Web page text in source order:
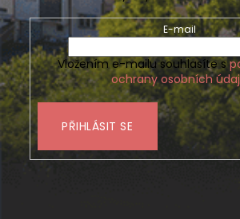
E-mail
Vložením e-mailu souhlasíte s
ochrany osobních
PŘIHLÁSIT SE